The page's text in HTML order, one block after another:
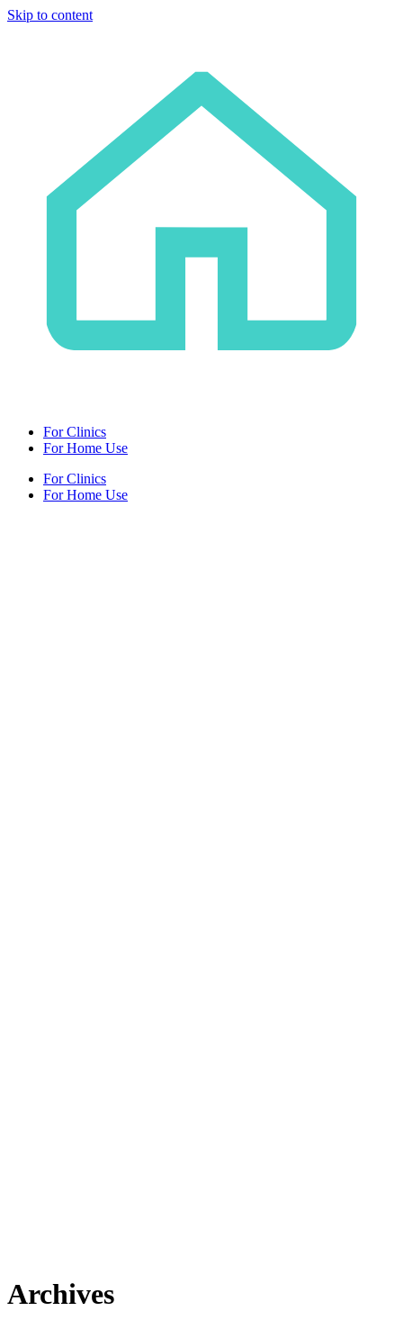
Skip to content
For Clinics
For Home Use
For Clinics
For Home Use
Archives